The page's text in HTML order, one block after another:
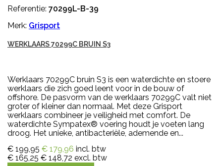
Referentie: 70299L-B-39
Merk: Grisport
WERKLAARS 70299C BRUIN S3
Werklaars 70299C bruin S3 is een waterdichte en stoere
werklaars die zich goed leent voor in de bouw of
offshore. De pasvorm van de werklaars 70299C valt niet
groter of kleiner dan normaal. Met deze Grisport
werklaars combineer je veiligheid met comfort. De
waterdichte Sympatex® voering houdt je voeten lang
droog. Het unieke, antibacteriële, ademende en...
€ 199,95 € 179,96 incl. btw
€ 165,25 € 148,72 excl. btw